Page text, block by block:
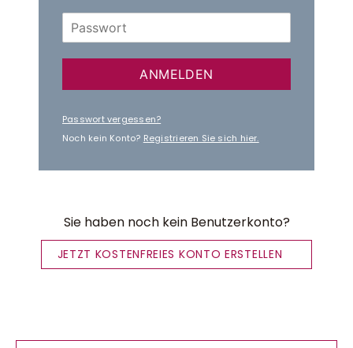
ANMELDEN
Passwort vergessen?
Noch kein Konto? Registrieren Sie sich hier.
Sie haben noch kein Benutzerkonto?
JETZT KOSTENFREIES KONTO ERSTELLEN